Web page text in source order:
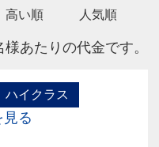
高い順 人気順
あたりの代金です。
ハイクラス
見る